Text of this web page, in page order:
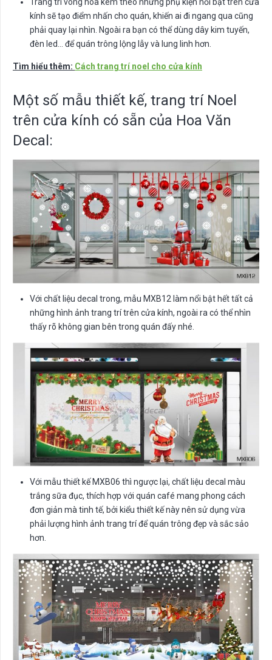
kính sẽ tạo điểm nhấn cho quán, khiến ai đi ngang qua cũng
phải quay lại nhìn. Ngoài ra bạn có thể dùng dây kim tuyến,
đèn led… để quán trông lộng lẫy và lung linh hơn.
Tìm hiểu thêm: Cách trang trí noel cho cửa kính
Một số mẫu thiết kế, trang trí Noel
trên cửa kính có sẵn của Hoa Văn
Decal:
Với chất liệu decal trong, mẫu MXB12 làm nổi bật hết tất cả
những hình ảnh trang trí trên cửa kính, ngoài ra có thể nhìn
thấy rõ không gian bên trong quán đấy nhé.
Với mẫu thiết kế MXB06 thì ngược lại, chất liệu decal màu
trắng sữa đục, thích hợp với quán café mang phong cách
đơn giản mà tinh tế, bởi kiểu thiết kế này nên sử dụng vừa
phải lượng hình ảnh trang trí để quán trông đẹp và sắc sảo
hơn.